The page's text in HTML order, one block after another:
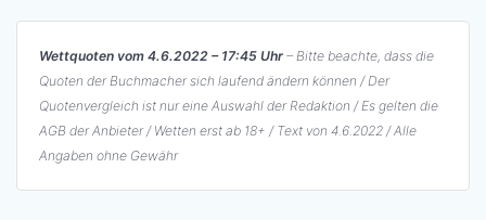
Wettquoten vom 4.6.2022 – 17:45 Uhr – Bitte beachte, dass die
Quoten der Buchmacher sich laufend ändern können / Der
Quotenvergleich ist nur eine Auswahl der Redaktion / Es gelten die
AGB der Anbieter / Wetten erst ab 18+ / Text von 4.6.2022 / Alle
Angaben ohne Gewähr